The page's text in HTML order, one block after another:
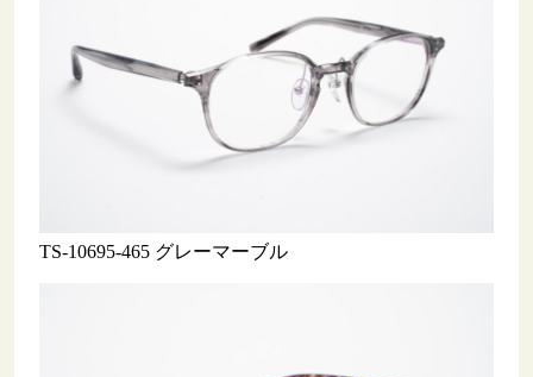
TS-10695-465 グレーマーブル